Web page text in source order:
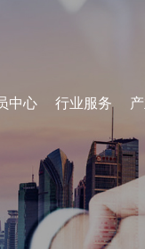
中心 行业服务